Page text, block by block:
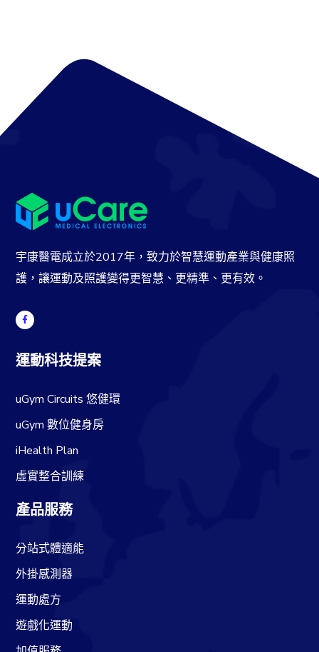
宇康醫電成立於2017年，致力於智慧運動產業與健康照
護，讓運動及照護變得更智慧、更精準、更有效。
運動科技提案
uGym Circuits 悠健環
uGym 數位健身房
iHealth Plan
虛實整合訓練
產品服務
分站式體適能
外掛感測器
運動處方
遊戲化運動